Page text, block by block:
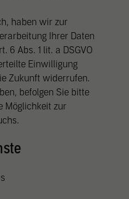
haben wir zur
Ihrer Daten
6 Abs. 1 lit. a DSGVO
Einwilligung
Zukunft widerrufen.
befolgen Sie bitte
Möglichkeit zur